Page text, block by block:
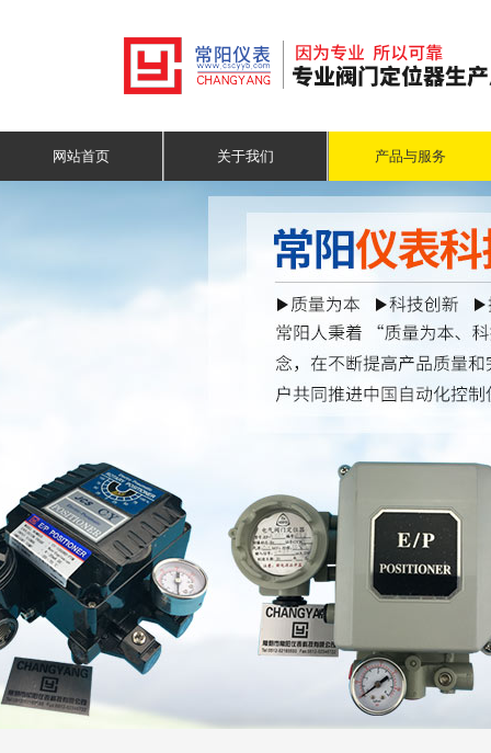
网站首页 关于我们 产品与服务